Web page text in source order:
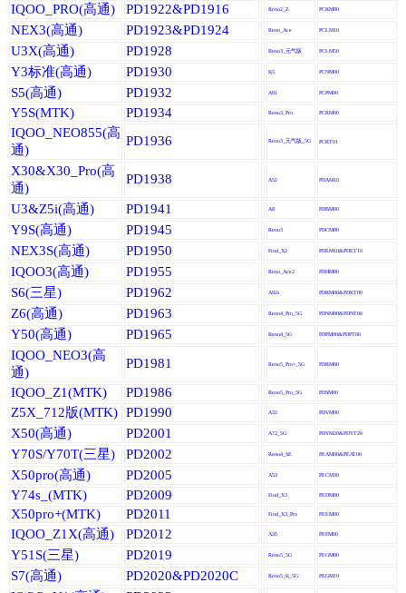
IQOO_PRO(高通) PD1922&PD1916 Reno2_Z PCKM80
NEX3(高通) PD1923&PD1924 Reno_Ace PCLM10
U3X(高通) PD1928 Reno3_元气版 PCLM50
Y3标准(高通) PD1930 K5 PCNM00
S5(高通) PD1932 A91 PCPM00
Y5S(MTK) PD1934 Reno3_Pro PCRM00
IQOO_NEO855(高
通)
PD1936 Reno3_元气版_5G PCRT01
X30&X30_Pro(高
通)
PD1938 A52 PDAM10
U3&Z5i(高通) PD1941 A8 PDBM00
Y9S(高通) PD1945 Reno3 PDCM00
NEX3S(高通) PD1950 Find_X2 PDEM10&PDET10
IQOO3(高通) PD1955 Reno_Ace2 PDHM00
S6(三星) PD1962 A92s PDKM00&PDKT00
Z6(高通) PD1963 Reno4_Pro_5G PDNM00&PDNT00
Y50(高通) PD1965 Reno4_5G PDPM00&PDPT00
IQOO_NEO3(高
通)
PD1981 Reno5_Pro+_5G PDRM00
IQOO_Z1(MTK) PD1986 Reno5_Pro_5G PDSM00
Z5X_712版(MTK) PD1990 A32 PDVM00
X50(高通) PD2001 A72_5G PDYM20&PDYT20
Y70S/Y70T(三星) PD2002 Reno4_SE PEAM00&PEAT00
X50pro(高通) PD2005 A53 PECM30
Y74s_(MTK) PD2009 Find_X3 PEDM00
X50pro+(MTK) PD2011 Find_X3_Pro PEEM00
IQOO_Z1X(高通) PD2012 A35 PEFM00
Y51S(三星) PD2019 Reno5_5G PEGM00
S7(高通) PD2020&PD2020C Reno5_K_5G PEGM10